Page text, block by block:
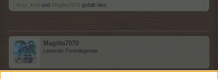
lissy_kind und Magitta7070 gefällt dies.
Magitta7070
Lebende Forenlegende